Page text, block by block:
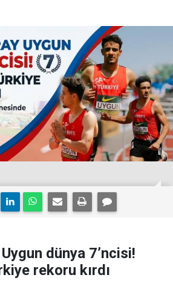
dünya 7’ncisi!
rekoru kırdı